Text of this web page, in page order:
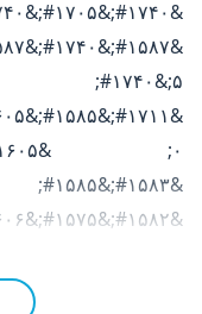
۵;&#۱۷۴۰;
&#۱۵۸۳;&#۱۵۸۵;